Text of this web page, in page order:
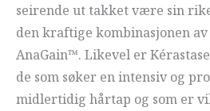
seirende ut takket være sin
den kraftige kombinasjonen
AnaGain™. Likevel er
de som søker en intensiv og
midlertidig hårtap og som er